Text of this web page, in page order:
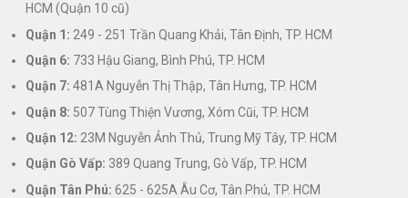
HCM (Quận 10 cũ)
Quận 1: 249 - 251 Trần Quang Khải, Tân Định, TP. HCM
Quận 6: 733 Hậu Giang, Bình Phú, TP. HCM
Quận 7: 481A Nguyễn Thị Thập, Tân Hưng, TP. HCM
Quận 8: 507 Tùng Thiện Vương, Xóm Cũi, TP. HCM
Quận 12: 23M Nguyễn Ảnh Thủ, Trung Mỹ Tây, TP. HCM
Quận Gò Vấp: 389 Quang Trung, Gò Vấp, TP. HCM
Quận Tân Phú: 625 - 625A Âu Cơ, Tân Phú, TP. HCM